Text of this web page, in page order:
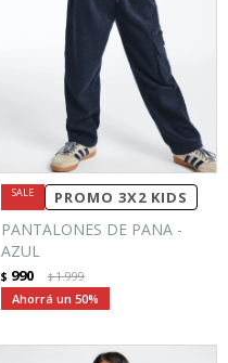
PROMO 3X2 KIDS
PANTALONES DE PANA -
AZUL
$ 990 $1.999
50